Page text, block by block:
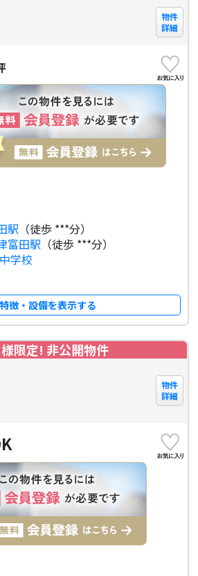
物件
詳細
駅 （徒歩 ***分）
富田駅 （徒歩 ***分）
学校
徴・設備を表示する
限定! 非公開物件
物件
詳細